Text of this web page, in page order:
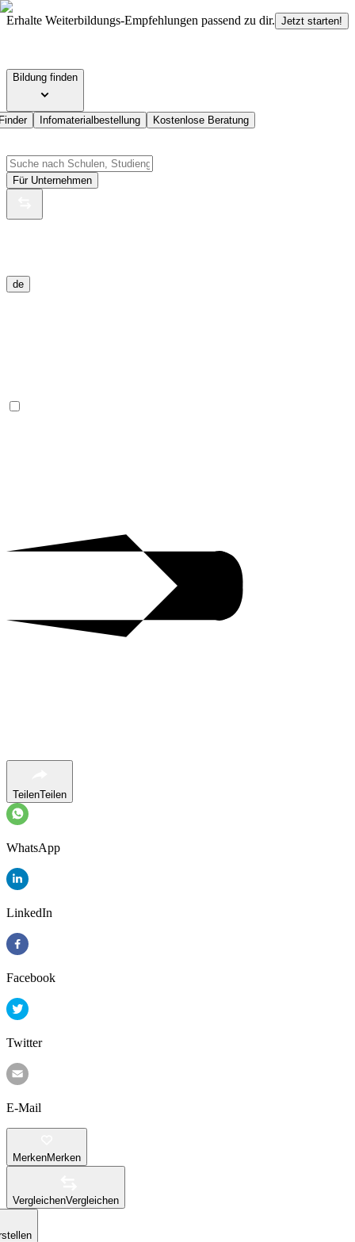
Erhalte Weiterbildungs-Empfehlungen passend zu dir. Jetzt starten!
Bildung finden
Infomaterialbestellung Kostenlose Beratung
Für Unternehmen
de
TeilenTeilen
WhatsApp
LinkedIn
Facebook
Twitter
E-Mail
MerkenMerken
VergleichenVergleichen